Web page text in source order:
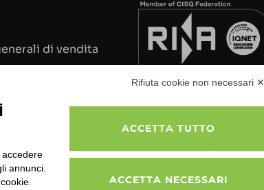
di vendita
cookies
Rifiuta cookie non necessari ✕
annunci.
ACCETTA TUTTO
ACCETTA NECESSARI